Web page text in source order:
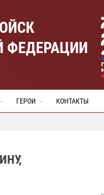
ФЕДЕРАЦИИ
ГЕРОИ КОНТАКТЫ